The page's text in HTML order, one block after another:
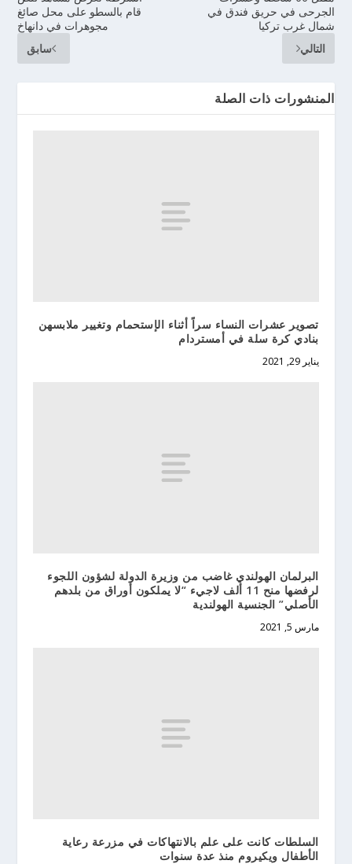
قام بالسطو على محل صائغ
مجوهرات في دانهاخ
سابق
الجرحى في حريق فندق في
شمال غرب تركيا
التالي
المنشورات ذات الصلة
تصوير عشرات النساء سراً أثناء الإستحمام وتغيير ملابسهن
بنادي كرة سلة في أمستردام
يناير 29, 2021
البرلمان الهولندي غاضب من وزيرة الدولة لشؤون اللجوء
لرفضها منح 11 ألف لاجيء “لا يملكون أوراق من بلدهم
الأصلي” الجنسية الهولندية
مارس 5, 2021
السلطات كانت على علم بالانتهاكات في مزرعة رعاية
الأطفال ويكيروم منذ عدة سنوات